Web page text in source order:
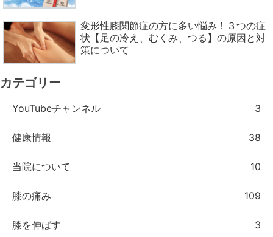
変形性膝関節症の方に多い悩み！３つの症
状【足の冷え、むくみ、つる】の原因と対
策について
カテゴリー
YouTubeチャンネル 3
健康情報 38
当院について 10
膝の痛み 109
膝を伸ばす 3